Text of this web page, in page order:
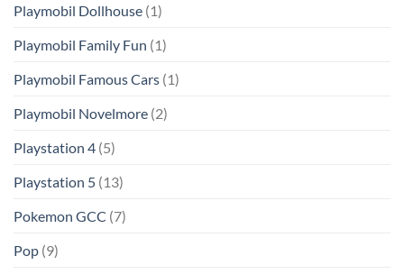
Playmobil Dollhouse (1)
Playmobil Family Fun (1)
Playmobil Famous Cars (1)
Playmobil Novelmore (2)
Playstation 4 (5)
Playstation 5 (13)
Pokemon GCC (7)
Pop (9)